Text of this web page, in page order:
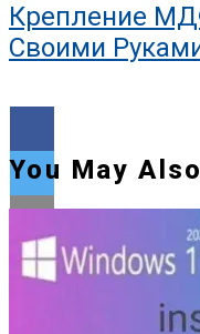
Крепление
Своими
Flipboard
You May